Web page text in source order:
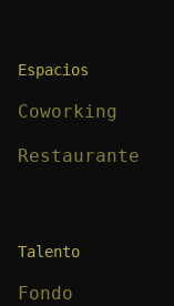
Espacios
Coworking
Restaurante
Talento
Fondo